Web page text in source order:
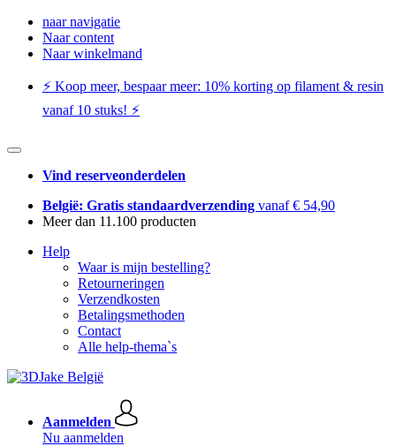
naar navigatie
Naar content
Naar winkelmand
⚡️ Koop meer, bespaar meer: ​​10% korting op filament & resin
vanaf 10 stuks! ⚡️
Vind reserveonderdelen
België: Gratis standaardverzending vanaf € 54,90
Meer dan 11.100 producten
Help
Waar is mijn bestelling?
Retourneringen
Verzendkosten
Betalingsmethoden
Contact
Alle help-thema`s
Aanmelden
Nu aanmelden